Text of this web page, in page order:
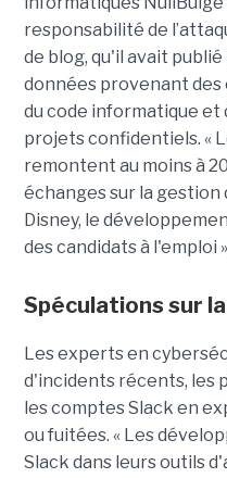
responsabilité de
de blog, qu'il avait
données provenant des
du code informatique et
projets confidentiels. «
remontent au moins à
échanges sur la
Disney, le
des candidats à l'emploi
Spéculations sur
Les experts en
d'incidents récents, les
les comptes Slack en
ou fuitées. « Les
Slack dans leurs outils